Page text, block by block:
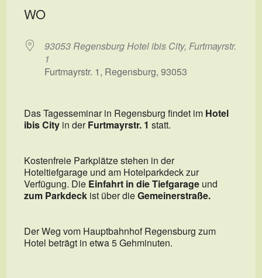
WO
93053 Regensburg Hotel ibis City, Furtmayrstr.
1
Furtmayrstr. 1, Regensburg, 93053
Das Tagesseminar in Regensburg findet im Hotel
ibis City in derFurtmayrstr. 1 statt.
Kostenfreie Parkplätze stehen in der
Hoteltiefgarage und am Hotelparkdeck zur
Verfügung. Die Einfahrt in die Tiefgarage und
zum Parkdeck ist über dieGemeinerstraße.
Der Weg vom Hauptbahnhof Regensburg zum
Hotel beträgt in etwa 5 Gehminuten.